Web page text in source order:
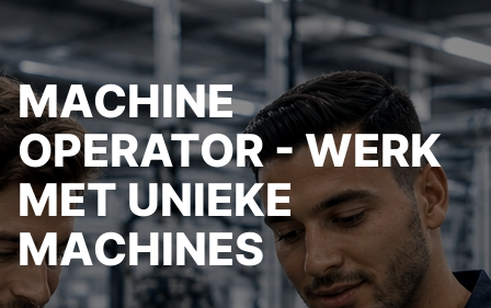
MACHINE
OPERATOR - WERK
MET UNIEKE
MACHINES